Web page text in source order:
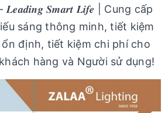
𝑺𝒎𝒂𝒓𝒕 𝑳𝒊𝒇𝒆 | Cung cấp
sáng thông minh, tiết kiệm
định, tiết kiệm chi phí cho
hàng và Người sử dụng!